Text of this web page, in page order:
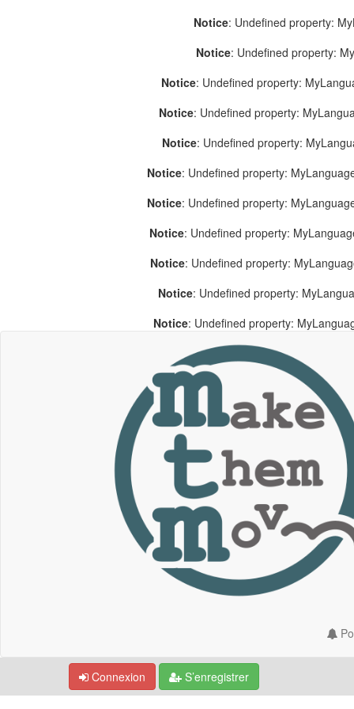
Notice: Undefined property:
Notice: Undefined property:
Notice: Undefined property:
Notice: Undefined property:
Notice: Undefined property:
Notice: Undefined property:
Notice: Undefined property:
Notice: Undefined property:
Notice: Undefined property:
Notice: Undefined property:
Notice: Undefined property:
Connexion S’enregistrer